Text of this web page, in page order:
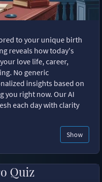
to your unique birth
reveals how today's
love life, career,
No generic
insights based on
you right now. Our AI
each day with clarity
Show
Quiz